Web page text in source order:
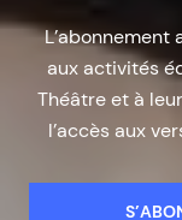
L’abonnement
aux activités
Théâtre et à
l’accès aux